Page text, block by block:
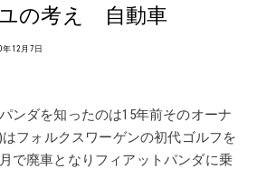
の考え 自動車
年12月7日
ンダを知ったのは15年前そのオーナ
はフォルクスワーゲンの初代ゴルフを
で廃車となりフィアットパンダに乗